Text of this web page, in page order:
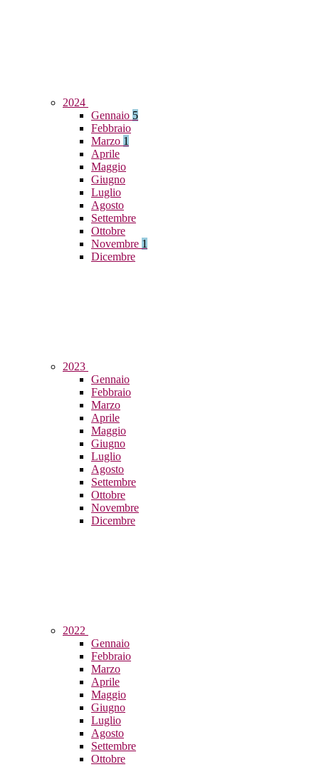
2024
Gennaio 5
Febbraio
Marzo 1
Aprile
Maggio
Giugno
Luglio
Agosto
Settembre
Ottobre
Novembre 1
Dicembre
2023
Gennaio
Febbraio
Marzo
Aprile
Maggio
Giugno
Luglio
Agosto
Settembre
Ottobre
Novembre
Dicembre
2022
Gennaio
Febbraio
Marzo
Aprile
Maggio
Giugno
Luglio
Agosto
Settembre
Ottobre